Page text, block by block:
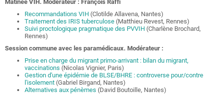
Matinée VIH. Modérateur : François Raffi
Recommandations VIH (Clotilde Allavena, Nantes)
Traitement des IRIS tuberculose (Matthieu Revest, Rennes)
Suivi proctologique pragmatique des PVVIH (Charlène Brochard,
Rennes)
Session commune avec les paramédicaux. Modérateur :
Prise en charge du migrant primo-arrivant : bilan du migrant,
vaccinations (Nicolas Vignier, Paris)
Gestion d'une épidémie de BLSE/BHRE : controverse pour/contre
l'isolement (Gabriel Birgand, Nantes)
Alternatives aux pénèmes (David Boutoille, Nantes)